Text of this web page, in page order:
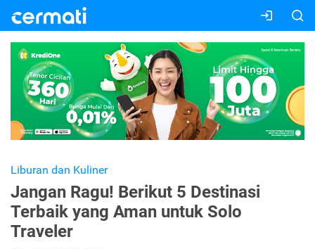
Liburan dan Kuliner
Jangan Ragu! Berikut 5 Destinasi
Terbaik yang Aman untuk Solo
Traveler